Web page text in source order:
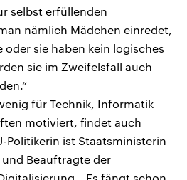
selbst erfüllenden
nämlich Mädchen einredet,
oder sie haben kein logisches
sie im Zweifelsfall auch
für Technik, Informatik
motiviert, findet auch
Politikerin ist Staatsministerin
Beauftragte der